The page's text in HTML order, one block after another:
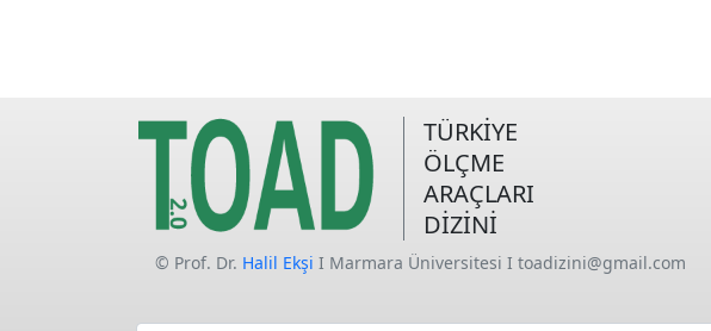
TÜRKİYE
ÖLÇME
ARAÇLARI
DİZİNİ
© Prof. Dr. Halil Ekşi I Marmara Üniversitesi I toadizini@gmail.com